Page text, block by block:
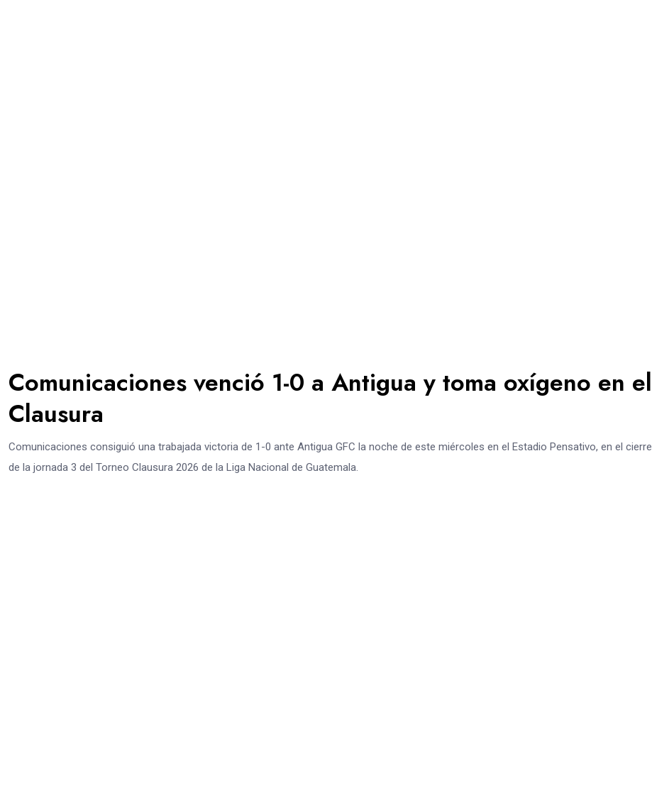
Comunicaciones venció 1-0 a Antigua y toma oxígeno en el
Clausura
Comunicaciones consiguió una trabajada victoria de 1-0 ante Antigua GFC la noche de este miércoles en el Estadio Pensativo, en el cierre
de la jornada 3 del Torneo Clausura 2026 de la Liga Nacional de Guatemala.